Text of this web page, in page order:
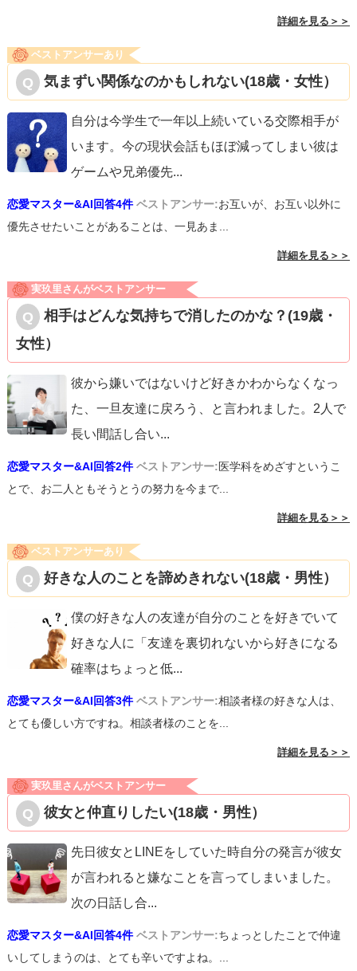
詳細を見る＞＞
ベストアンサーあり
気まずい関係なのかもしれない(18歳・女性）
自分は今学生で一年以上続いている交際相手が
います。今の現状会話もほぼ減ってしまい彼は
ゲームや兄弟優先...
恋愛マスター&AI回答4件 ベストアンサー:お互いが、お互い以外に
優先させたいことがあることは、一見あま...
詳細を見る＞＞
実玖里さんがベストアンサー
相手はどんな気持ちで消したのかな？(19歳・
女性）
彼から嫌いではないけど好きかわからなくなっ
た、一旦友達に戻ろう、と言われました。2人で
長い間話し合い...
恋愛マスター&AI回答2件 ベストアンサー:医学科をめざすというこ
とで、お二人ともそうとうの努力を今まで...
詳細を見る＞＞
ベストアンサーあり
好きな人のことを諦めきれない(18歳・男性）
僕の好きな人の友達が自分のことを好きでいて
好きな人に「友達を裏切れないから好きになる
確率はちょっと低...
恋愛マスター&AI回答3件 ベストアンサー:相談者様の好きな人は、
とても優しい方ですね。相談者様のことを...
詳細を見る＞＞
実玖里さんがベストアンサー
彼女と仲直りしたい(18歳・男性）
先日彼女とLINEをしていた時自分の発言が彼女
が言われると嫌なことを言ってしまいました。
次の日話し合...
恋愛マスター&AI回答4件 ベストアンサー:ちょっとしたことで仲違
いしてしまうのは、とても辛いですよね。...